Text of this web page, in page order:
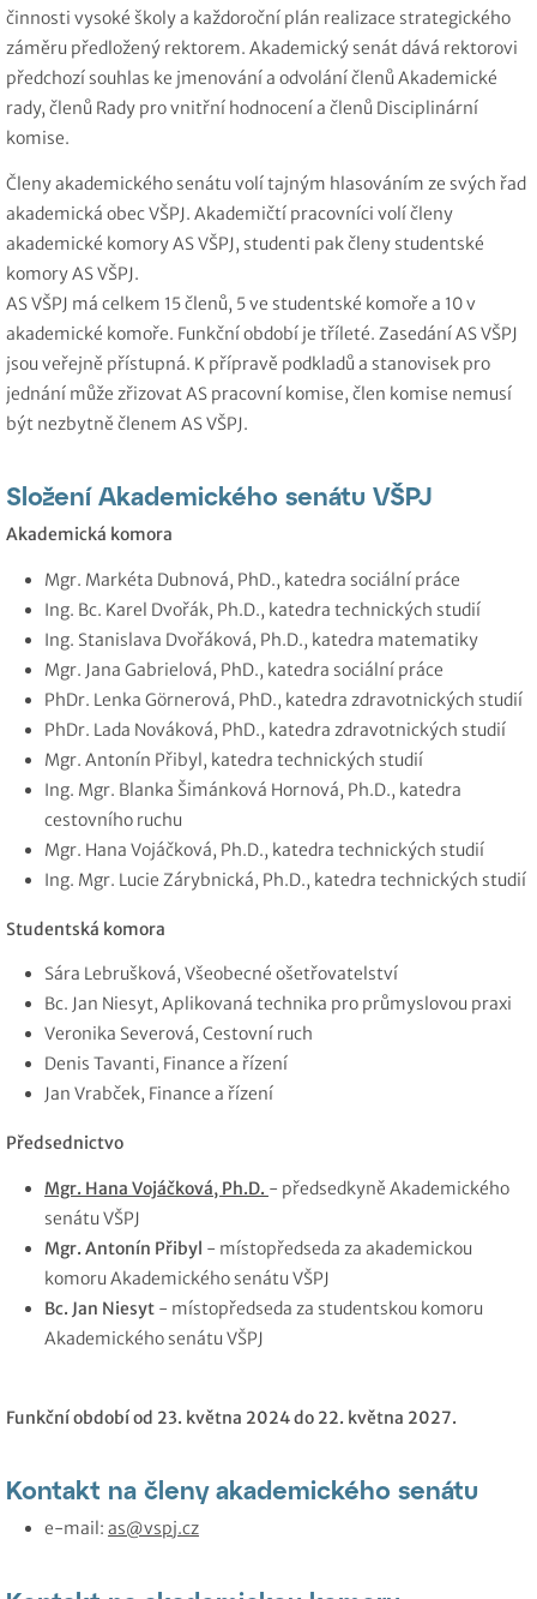
činnosti vysoké školy a každoroční plán realizace strategického
záměru předložený rektorem. Akademický senát dává rektorovi
předchozí souhlas ke jmenování a odvolání členů Akademické
rady, členů Rady pro vnitřní hodnocení a členů Disciplinární
komise.
Členy akademického senátu volí tajným hlasováním ze svých řad
akademická obec VŠPJ. Akademičtí pracovníci volí členy
akademické komory AS VŠPJ, studenti pak členy studentské
komory AS VŠPJ.
AS VŠPJ má celkem 15 členů, 5 ve studentské komoře a 10 v
akademické komoře. Funkční období je tříleté. Zasedání AS VŠPJ
jsou veřejně přístupná. K přípravě podkladů a stanovisek pro
jednání může zřizovat AS pracovní komise, člen komise nemusí
být nezbytně členem AS VŠPJ.
Složení Akademického senátu VŠPJ
Akademická komora
Mgr. Markéta Dubnová, PhD., katedra sociální práce
Ing. Bc. Karel Dvořák, Ph.D., katedra technických studií
Ing. Stanislava Dvořáková, Ph.D., katedra matematiky
Mgr. Jana Gabrielová, PhD., katedra sociální práce
PhDr. Lenka Görnerová, PhD., katedra zdravotnických studií
PhDr. Lada Nováková, PhD., katedra zdravotnických studií
Mgr. Antonín Přibyl, katedra technických studií
Ing. Mgr. Blanka Šimánková Hornová, Ph.D., katedra
cestovního ruchu
Mgr. Hana Vojáčková, Ph.D., katedra technických studií
Ing. Mgr. Lucie Zárybnická, Ph.D., katedra technických studií
Studentská komora
Sára Lebrušková, Všeobecné ošetřovatelství
Bc. Jan Niesyt, Aplikovaná technika pro průmyslovou praxi
Veronika Severová, Cestovní ruch
Denis Tavanti, Finance a řízení
Jan Vrabček, Finance a řízení
Předsednictvo
Mgr. Hana Vojáčková, Ph.D. - předsedkyně Akademického
senátu VŠPJ
Mgr. Antonín Přibyl - místopředseda za akademickou
komoru Akademického senátu VŠPJ
Bc. Jan Niesyt - místopředseda za studentskou komoru
Akademického senátu VŠPJ
Funkční období od 23. května 2024 do 22. května 2027.
Kontakt na členy akademického senátu
e-mail: as@vspj.cz